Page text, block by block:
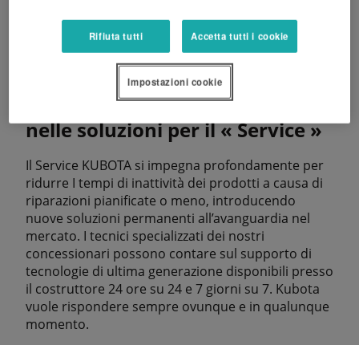
KUBOTA Service : innovatori
nelle soluzioni per il « Service »
Il Service KUBOTA si impegna profondamente per
ridurre I tempi di inattività dei prodotti a causa di
riparazioni pianificate o meno, introducendo
nuove soluzioni permanenti all’avanguardia nel
mercato. I tecnici specializzati dei nostri
concessionari possono contare sul supporto di
tecnologie di ultima generazione disponibili presso
il costruttore 24 ore su 24 e 7 giorni su 7. Kubota
vuole rispondere sempre ovunque e in qualunque
momento.
Rifiuta tutti Accetta tutti i cookie
Impostazioni cookie